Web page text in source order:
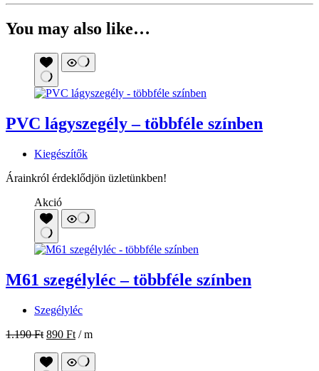
You may also like…
PVC lágyszegély – többféle színben
Kiegészítők
Árainkról érdeklődjön üzletünkben!
Akció
M61 szegélyléc – többféle színben
Szegélyléc
1.190Ft 890 Ft / m